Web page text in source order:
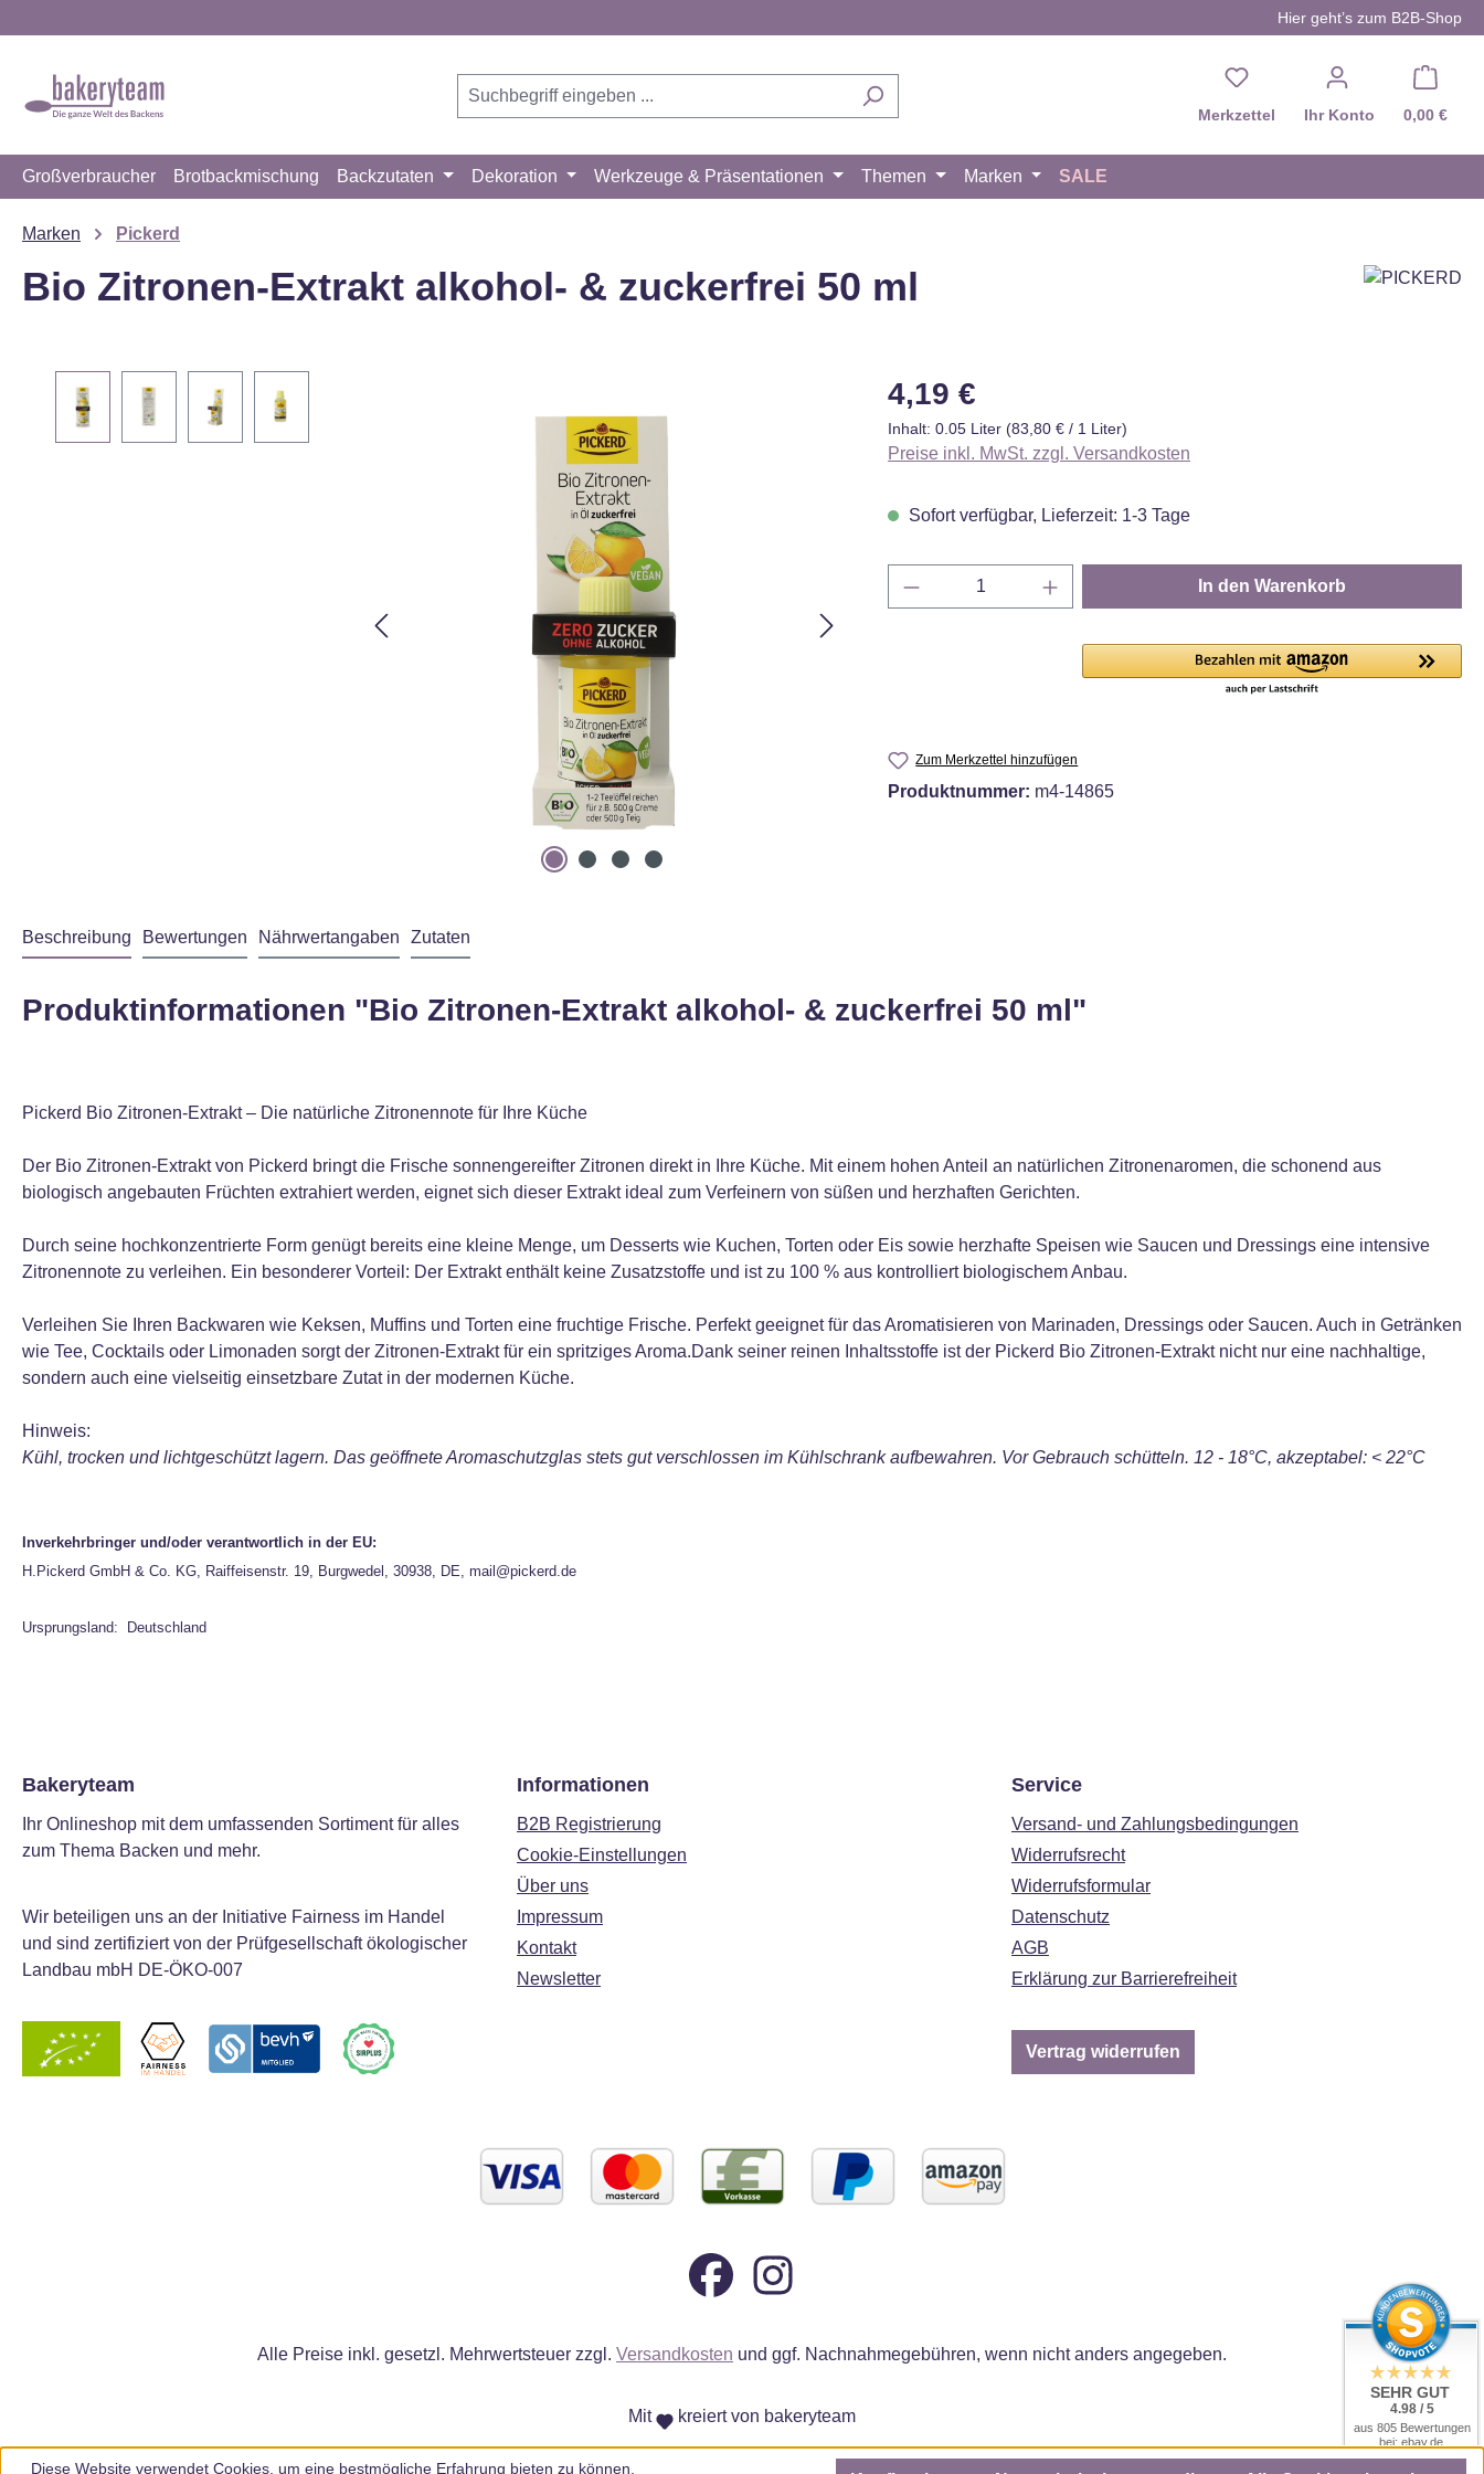
Hier geht’s zum B2B-Shop
Merkzettel Du hast 0 Produkte auf
Ihr Konto 0,00 €
Großverbraucher Brotbackmischung Backzutaten Dekoration Werkzeuge & Präsentationen Themen Marken SALE
Marken Pickerd
Bio Zitronen-Extrakt alkohol- & zuckerfrei 50 ml
Bildergalerie überspringen Regulärer Preis:
4,19 €
Inhalt: 0.05 Liter (83,80 € / 1 Liter)
Preise inkl. MwSt. zzgl. Versandkosten
Sofort verfügbar, Lieferzeit: 1-3 Tage
Produkt Anzahl: Gib den gewünschten Wert ein
In den Warenkorb
Zum Merkzettel hinzufügen
Produktnummer: m4-14865
Beschreibung Bewertungen Nährwertangaben Zutaten
Produktinformationen "Bio Zitronen-Extrakt alkohol- & zuckerfrei 50 ml"
Pickerd Bio Zitronen-Extrakt – Die natürliche Zitronennote für Ihre Küche
Der Bio Zitronen-Extrakt von Pickerd bringt die Frische sonnengereifter Zitronen direkt in Ihre Küche. Mit einem hohen Anteil an natürlichen Zitronenaromen, die schonend aus
biologisch angebauten Früchten extrahiert werden, eignet sich dieser Extrakt ideal zum Verfeinern von süßen und herzhaften Gerichten.
Durch seine hochkonzentrierte Form genügt bereits eine kleine Menge, um Desserts wie Kuchen, Torten oder Eis sowie herzhafte Speisen wie Saucen und Dressings eine intensive
Zitronennote zu verleihen. Ein besonderer Vorteil: Der Extrakt enthält keine Zusatzstoffe und ist zu 100 % aus kontrolliert biologischem Anbau.
Verleihen Sie Ihren Backwaren wie Keksen, Muffins und Torten eine fruchtige Frische. Perfekt geeignet für das Aromatisieren von Marinaden, Dressings oder Saucen. Auch in Getränken
wie Tee, Cocktails oder Limonaden sorgt der Zitronen-Extrakt für ein spritziges Aroma.Dank seiner reinen Inhaltsstoffe ist der Pickerd Bio Zitronen-Extrakt nicht nur eine nachhaltige,
sondern auch eine vielseitig einsetzbare Zutat in der modernen Küche.
Hinweis:
Kühl, trocken und lichtgeschützt lagern. Das geöffnete Aromaschutzglas stets gut verschlossen im Kühlschrank aufbewahren. Vor Gebrauch schütteln. 12 - 18°C, akzeptabel: < 22°C
Inverkehrbringer und/oder verantwortlich in der EU:
H.Pickerd GmbH & Co. KG, Raiffeisenstr. 19, Burgwedel, 30938, DE, mail@pickerd.de
Ursprungsland: Deutschland
Bakeryteam
Ihr Onlineshop mit dem umfassenden Sortiment für alles
zum Thema Backen und mehr.
Wir beteiligen uns an der Initiative Fairness im Handel
und sind zertifiziert von der Prüfgesellschaft ökologischer
Landbau mbH DE-ÖKO-007
Informationen
B2B Registrierung
Cookie-Einstellungen
Über uns
Impressum
Kontakt
Newsletter
Service
Versand- und Zahlungsbedingungen
Widerrufsrecht
Widerrufsformular
Datenschutz
AGB
Erklärung zur Barrierefreiheit
Vertrag widerrufen
Alle Preise inkl. gesetzl. Mehrwertsteuer zzgl. Versandkosten und ggf. Nachnahmegebühren, wenn nicht anders angegeben.
Mit kreiert von bakeryteam
Diese Website verwendet Cookies, um eine bestmögliche Erfahrung bieten zu können.
SEHR GUT
4.98 / 5
aus 805 Bewertungen
bei: ebay.de,
amazon.de, amazon.it,
shopvote.de